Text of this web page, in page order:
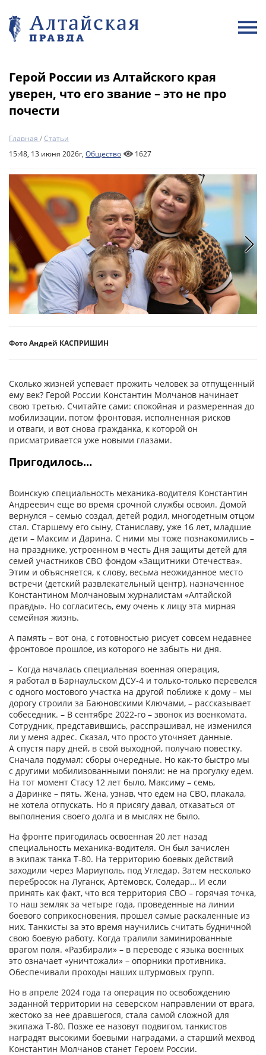
Герой России из Алтайского края
уверен, что его звание – это не про
почести
Главная /Статьи
15:48, 13 июня 2026г, Общество 1627
Фото Андрей КАСПРИШИН
Сколько жизней успевает прожить человек за отпущенный
ему век? Герой России Константин Молчанов начинает
свою третью. Считайте сами: спокойная и размеренная до
мобилизации, потом фронтовая, исполненная рисков
и отваги, и вот снова гражданка, к которой он
присматривается уже новыми глазами.
Пригодилось…
Воинскую специальность механика-­водителя Константин
Андреевич еще во время срочной службы освоил. Домой
вернулся – семью создал, детей родил, многодетным отцом
стал. Старшему его сыну, Станиславу, уже 16 лет, младшие
дети – Максим и Дарина. С ними мы тоже познакомились –
на празднике, устроенном в честь Дня защиты детей для
семей участников СВО фондом «Защитники Отечества».
Этим и объясняется, к слову, весьма неожиданное место
встречи (детский развлекательный центр), назначенное
Константином Молчановым журналистам «Алтайской
правды». Но согласитесь, ему очень к лицу эта мирная
семейная жизнь.
А память – вот она, с готовностью рисует совсем недавнее
фронтовое прошлое, из которого не забыть ни дня.
– Когда началась специальная военная операция,
я работал в Барнаульском ДСУ‑4 и только‑­только перевелся
с одного мостового участка на другой поближе к дому – мы
дорогу строили за Баюновскими Ключами, – рассказывает
собеседник. – В сентябре 2022‑го – звонок из военкомата.
Сотрудник, представившись, расспрашивал, не изменился
ли у меня адрес. Сказал, что просто уточняет данные.
А спустя пару дней, в свой выходной, получаю повестку.
Сначала подумал: сборы очередные. Но как‑то быстро мы
с другими мобилизованными поняли: не на прогулку едем.
На тот момент Стасу 12 лет было, Максиму – семь,
а Даринке – пять. Жена, узнав, что едем на СВО, плакала,
не хотела отпускать. Но я присягу давал, отказаться от
выполнения своего долга и в мыслях не было.
На фронте пригодилась освоенная 20 лет назад
специальность механика-­водителя. Он был зачислен
в экипаж танка Т‑80. На территорию боевых действий
заходили через Мариуполь, под Угледар. Затем несколько
перебросок на Луганск, Артёмовск, Соледар… И если
принять как факт, что вся территория СВО – горячая точка,
то наш земляк за четыре года, проведенные на линии
боевого соприкосновения, прошел самые раскаленные из
них. Танкисты за это время научились считать будничной
свою боевую работу. Когда тралили заминированные
врагом поля. «Разбирали» – в переводе с языка военных
это означает «уничтожали» – опорники противника.
Обеспечивали проходы наших штурмовых групп.
Но в апреле 2024 года та операция по освобождению
заданной территории на северском направлении от врага,
жестоко за нее дравшегося, стала самой сложной для
экипажа Т‑80. Позже ее назовут подвигом, танкистов
наградят высокими боевыми наградами, а старший мехвод
Константин Молчанов станет Героем России.